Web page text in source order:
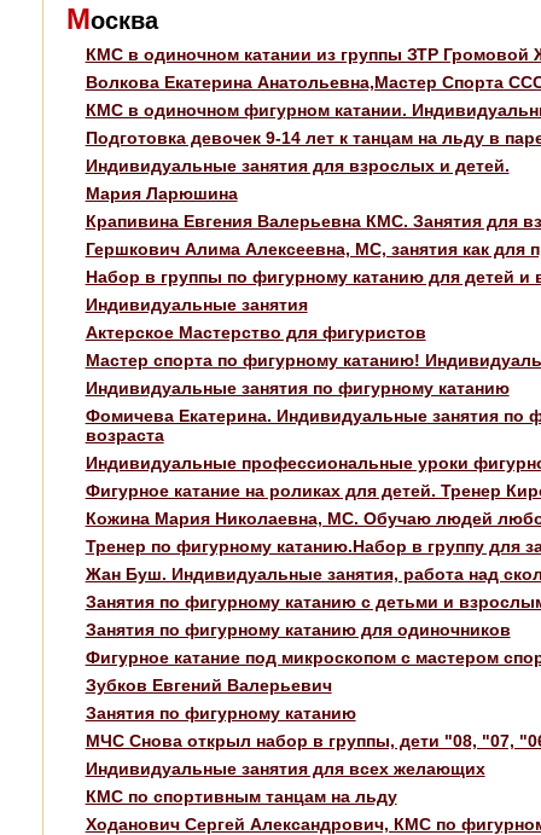
Москва
КМС в одиночном катании из группы ЗТР Громовой
Волкова Екатерина Анатольевна,Мастер Спорта
КМС в одиночном фигурном катании.
Подготовка девочек 9-14 лет к танцам на льду в
Индивидуальные занятия для взрослых и детей.
Мария Ларюшина
Крапивина Евгения Валерьевна КМС. Занятия для
Гершкович Алима Алексеевна, МС, занятия как
Набор в группы по фигурному катанию для детей и
Индивидуальные занятия
Актерское Мастерство для фигуристов
Мастер спорта по фигурному катанию!
Индивидуальные занятия по фигурному катанию
Фомичева Екатерина. Индивидуальные занятия
возраста
Индивидуальные профессиональные уроки
Фигурное катание на роликах для детей. Тренер
Кожина Мария Николаевна, МС. Обучаю людей
Тренер по фигурному катанию.Набор в группу для
Жан Буш. Индивидуальные занятия, работа над
Занятия по фигурному катанию с детьми и
Занятия по фигурному катанию для одиночников
Фигурное катание под микроскопом с мастером
Зубков Евгений Валерьевич
Занятия по фигурному катанию
МЧС Снова открыл набор в группы, дети "08, "07,
Индивидуальные занятия для всех желающих
КМС по спортивным танцам на льду
Ходанович Сергей Александрович, КМС по